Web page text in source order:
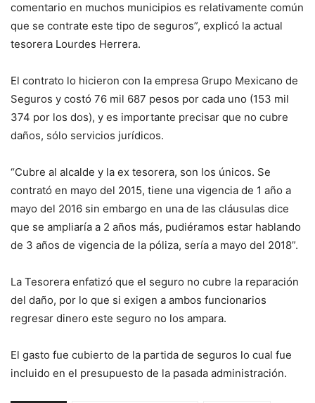
comentario en muchos municipios es relativamente común
que se contrate este tipo de seguros”, explicó la actual
tesorera Lourdes Herrera.
El contrato lo hicieron con la empresa Grupo Mexicano de
Seguros y costó 76 mil 687 pesos por cada uno (153 mil
374 por los dos), y es importante precisar que no cubre
daños, sólo servicios jurídicos.
“Cubre al alcalde y la ex tesorera, son los únicos. Se
contrató en mayo del 2015, tiene una vigencia de 1 año a
mayo del 2016 sin embargo en una de las cláusulas dice
que se ampliaría a 2 años más, pudiéramos estar hablando
de 3 años de vigencia de la póliza, sería a mayo del 2018”.
La Tesorera enfatizó que el seguro no cubre la reparación
del daño, por lo que si exigen a ambos funcionarios
regresar dinero este seguro no los ampara.
El gasto fue cubierto de la partida de seguros lo cual fue
incluido en el presupuesto de la pasada administración.